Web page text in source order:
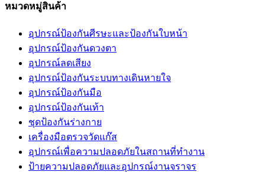
หมวดหมู่สินค้า
อุปกรณ์ป้องกันศีรษะและป้องกันใบหน้า
อุปกรณ์ป้องกันดวงตา
อุปกรณ์ลดเสียง
อุปกรณ์ป้องกันระบบทางเดินหายใจ
อุปกรณ์ป้องกันมือ
อุปกรณ์ป้องกันเท้า
ชุดป้องกันร่างกาย
เครื่องมือตรวจวัดแก๊ส
อุปกรณ์เพื่อความปลอดภัยในสถานที่ทำงาน
ป้ายความปลอดภัยและอุปกรณ์งานจราจร